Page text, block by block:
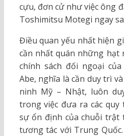
cựu, đơn cử như việc ông
Toshimitsu Motegi ngay
Điều quan yếu nhất hiện
cần nhất quán những
chính sách đối ngoại
Abe, nghĩa là cần duy trì
ninh Mỹ – Nhật, luôn
trong việc đưa ra các quy
sự ổn định của chuỗi trật
tương tác với Trung